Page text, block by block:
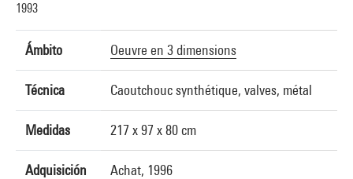
1993
Ámbito Oeuvre en 3 dimensions
Técnica Caoutchouc synthétique, valves, métal
Medidas 217 x 97 x 80 cm
Adquisición Achat, 1996